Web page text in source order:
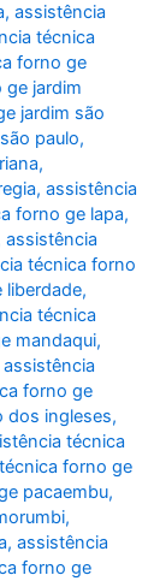
,assistência
técnica
forno ge
jardim
jardim são
paulo,
,
,assistência
forno ge lapa,
assistência
técnica forno
liberdade,
técnica
mandaqui,
assistência
forno ge
dos ingleses,
técnica
forno ge
pacaembu,
,
,assistência
forno ge